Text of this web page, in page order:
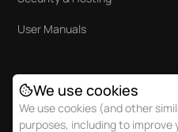
User Manuals
We use cookies
We use cookies (and other
purposes, including to improve